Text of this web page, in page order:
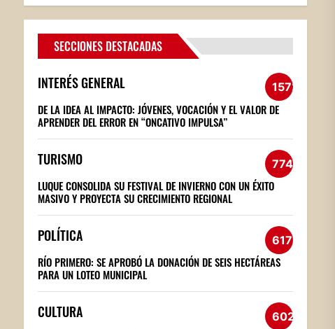
SECCIONES DESTACADAS
INTERÉS GENERAL 1572
DE LA IDEA AL IMPACTO: JÓVENES, VOCACIÓN Y EL VALOR DE
APRENDER DEL ERROR EN “ONCATIVO IMPULSA”
TURISMO 774
LUQUE CONSOLIDA SU FESTIVAL DE INVIERNO CON UN ÉXITO
MASIVO Y PROYECTA SU CRECIMIENTO REGIONAL
POLÍTICA 617
RÍO PRIMERO: SE APROBÓ LA DONACIÓN DE SEIS HECTÁREAS
PARA UN LOTEO MUNICIPAL
CULTURA 602